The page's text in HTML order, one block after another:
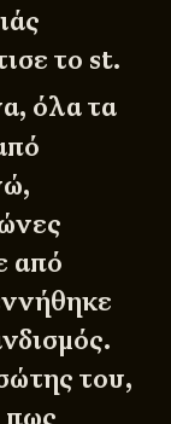
το st.
όλα τα
από
του,